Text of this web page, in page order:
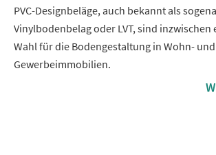
PVC-Designbeläge, auch bekannt als
Vinylbodenbelag oder LVT, sind inzwischen
Wahl für die Bodengestaltung in Wohn- und
Gewerbeimmobilien.